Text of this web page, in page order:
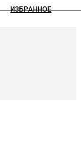
ИЗБРАННОЕ